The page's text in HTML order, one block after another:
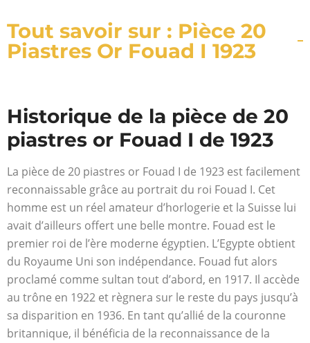
Tout savoir sur : Pièce 20
Piastres Or Fouad I 1923
Historique de la pièce de 20
piastres or Fouad I de 1923
La pièce de 20 piastres or Fouad I de 1923 est facilement
reconnaissable grâce au portrait du roi Fouad I. Cet
homme est un réel amateur d’horlogerie et la Suisse lui
avait d’ailleurs offert une belle montre. Fouad est le
premier roi de l’ère moderne égyptien. L’Egypte obtient
du Royaume Uni son indépendance. Fouad fut alors
proclamé comme sultan tout d’abord, en 1917. Il accède
au trône en 1922 et règnera sur le reste du pays jusqu’à
sa disparition en 1936. En tant qu’allié de la couronne
britannique, il bénéficia de la reconnaissance de la